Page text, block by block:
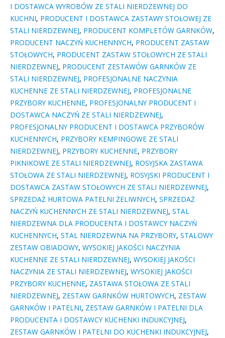
I DOSTAWCA WYROBÓW ZE STALI NIERDZEWNEJ DO
KUCHNI, PRODUCENT I DOSTAWCA ZASTAWY STOŁOWEJ ZE
STALI NIERDZEWNEJ, PRODUCENT KOMPLETÓW GARNKÓW,
PRODUCENT NACZYŃ KUCHENNYCH, PRODUCENT ZASTAW
STOŁOWYCH, PRODUCENT ZASTAW STOŁOWYCH ZE STALI
NIERDZEWNEJ, PRODUCENT ZESTAWÓW GARNKÓW ZE
STALI NIERDZEWNEJ, PROFESJONALNE NACZYNIA
KUCHENNE ZE STALI NIERDZEWNEJ, PROFESJONALNE
PRZYBORY KUCHENNE, PROFESJONALNY PRODUCENT I
DOSTAWCA NACZYŃ ZE STALI NIERDZEWNEJ,
PROFESJONALNY PRODUCENT I DOSTAWCA PRZYBORÓW
KUCHENNYCH, PRZYBORY KEMPINGOWE ZE STALI
NIERDZEWNEJ, PRZYBORY KUCHENNE, PRZYBORY
PIKNIKOWE ZE STALI NIERDZEWNEJ, ROSYJSKA ZASTAWA
STOŁOWA ZE STALI NIERDZEWNEJ, ROSYJSKI PRODUCENT I
DOSTAWCA ZASTAW STOŁOWYCH ZE STALI NIERDZEWNEJ,
SPRZEDAŻ HURTOWA PATELNI ŻELIWNYCH, SPRZEDAŻ
NACZYŃ KUCHENNYCH ZE STALI NIERDZEWNEJ, STAL
NIERDZEWNA DLA PRODUCENTA I DOSTAWCY NACZYŃ
KUCHENNYCH, STAL NIERDZEWNA NA PRZYBORY, STALOWY
ZESTAW OBIADOWY, WYSOKIEJ JAKOŚCI NACZYNIA
KUCHENNE ZE STALI NIERDZEWNEJ, WYSOKIEJ JAKOŚCI
NACZYNIA ZE STALI NIERDZEWNEJ, WYSOKIEJ JAKOŚCI
PRZYBORY KUCHENNE, ZASTAWA STOŁOWA ZE STALI
NIERDZEWNEJ, ZESTAW GARNKÓW HURTOWYCH, ZESTAW
GARNKÓW I PATELNI, ZESTAW GARNKÓW I PATELNI DLA
PRODUCENTA I DOSTAWCY KUCHENKI INDUKCYJNEJ,
ZESTAW GARNKÓW I PATELNI DO KUCHENKI INDUKCYJNEJ,